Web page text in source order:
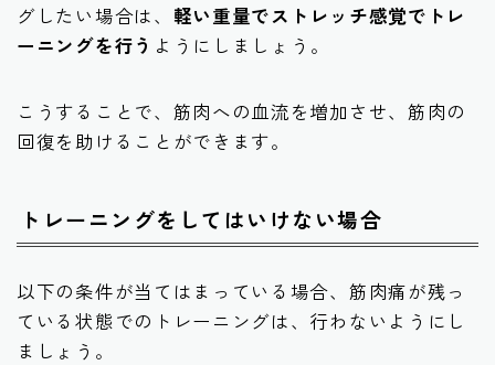
グしたい場合は、 軽い重量でストレッチ感覚でトレ
ーニングを行う ようにしましょう。
こうすることで、筋肉への血流を増加させ、筋肉の
回復を助けることができます。
トレーニングをしてはいけない場合
以下の条件が当てはまっている場合、筋肉痛が残っ
ている状態でのトレーニングは、行わないようにし
ましょう。